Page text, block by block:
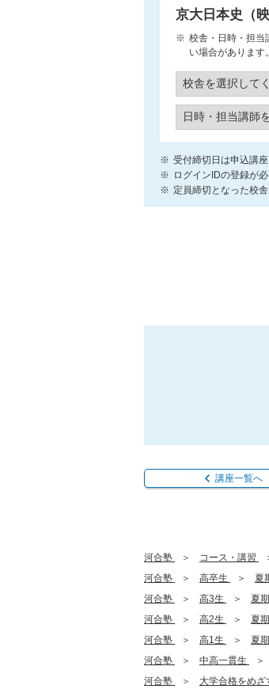
京大日本史（映
校舎・日時・担当
い場合があります。
受付締切日は申込講
ログインIDの登録が必
定員締切となった校
講座一覧へ
河合塾 コース・講習
河合塾
高卒生 夏
河合塾
高3生 夏
河合塾
高2生 夏
河合塾
高1生 夏
河合塾
中高一貫生
河合塾
大学合格をめざ